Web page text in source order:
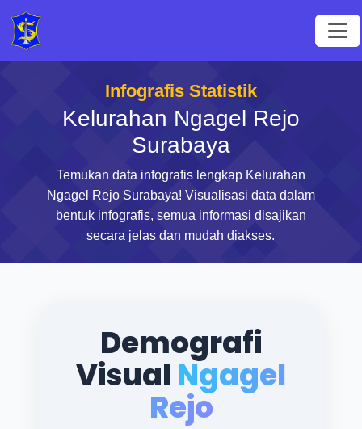
Infografis Statistik
Kelurahan Ngagel Rejo
Surabaya
Temukan data infografis lengkap Kelurahan
Ngagel Rejo Surabaya! Visualisasi data dalam
bentuk infografis, semua informasi disajikan
secara jelas dan mudah diakses.
Demografi
VisualNgagel
Rejo